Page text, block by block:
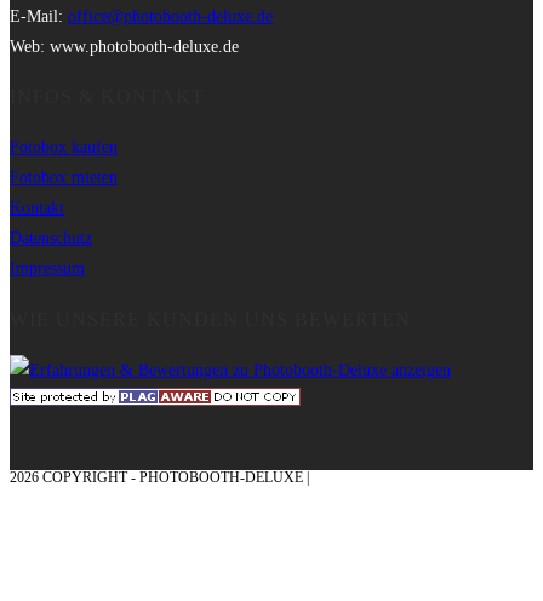
E-Mail: office@photobooth-deluxe.de
Web: www.photobooth-deluxe.de
Fotobox kaufen
Fotobox mieten
Kontakt
Datenschutz
Impressum
2026 COPYRIGHT - PHOTOBOOTH-DELUXE |